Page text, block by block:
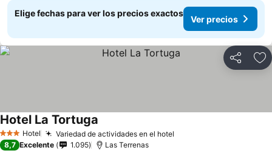
Elige fechas para ver los precios exactos
Ver precios
Compartir
3 Estrellas
Hotel Variedad de actividades en el hotel
Hotel La Tortuga
8,7 Excelente 1.095 Las Terrenas